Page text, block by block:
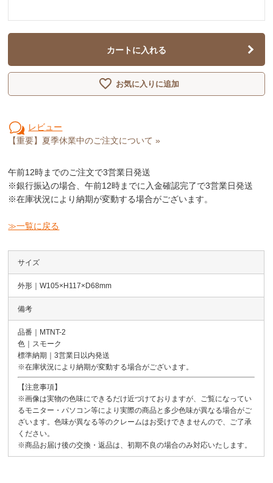
カートに入れる
お気に入りに追加
レビュー
【重要】夏季休業中のご注文について »
午前12時までのご注文で3営業日発送
※銀行振込の場合、午前12時までに入金確認完了で3営業日発送
※在庫状況により納期が変動する場合がございます。
≫一覧に戻る
サイズ
外形｜W105×H117×D68mm
備考
品番｜MTNT-2
色｜スモーク
標準納期｜3営業日以内発送
※在庫状況により納期が変動する場合がございます。
【注意事項】
※画像は実物の色味にできるだけ近づけておりますが、ご覧になってい
るモニター・パソコン等により実際の商品と多少色味が異なる場合がご
ざいます。色味が異なる等のクレームはお受けできませんので、ご了承
ください。
※商品お届け後の交換・返品は、初期不良の場合のみ対応いたします。